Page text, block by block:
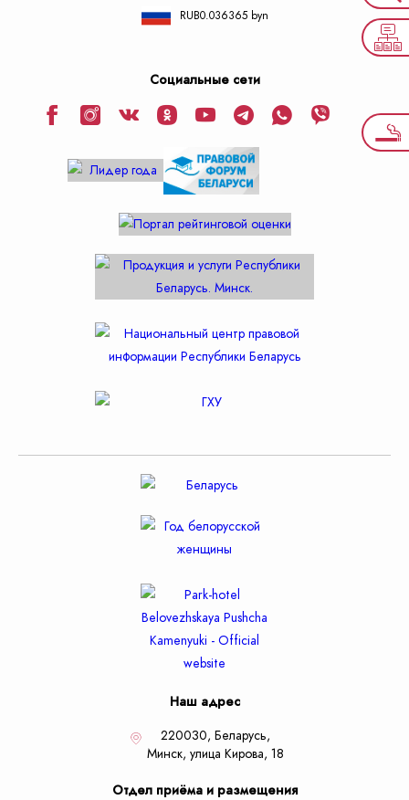
RUB0.036365 byn
Социальные сети
Наш адрес
220030, Беларусь,
Минск, улица Кирова, 18
Отдел приёма и размещения